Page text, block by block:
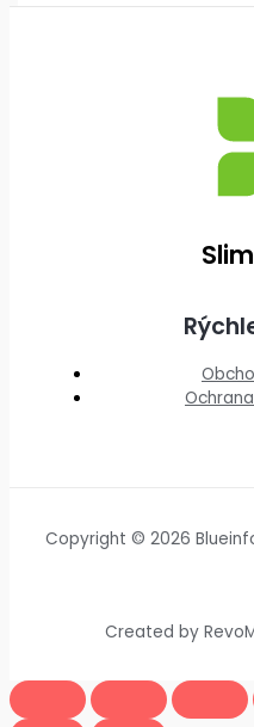
Copyright © 2026
Created by